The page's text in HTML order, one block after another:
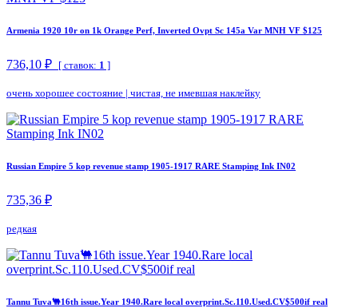
Armenia 1920 10r on 1k Orange Perf, Inverted Ovpt Sc 145a Var MNH VF $125
736,10 ₽ [ ставок: 1 ]
очень хорошее состояние | чистая, не имевшая наклейку
Russian Empire 5 kop revenue stamp 1905-1917 RARE Stamping Ink IN02
735,36 ₽
редкая
Tannu Tuva🐫16th issue.Year 1940.Rare local overprint.Sc.110.Used.CV$500if real